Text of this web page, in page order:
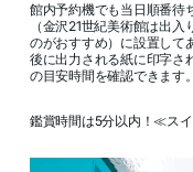
館内予約機でも当日順番待
（金沢21世紀美術館は出
のがおすすめ）に設置し
後に出力される紙に印字さ
の目安時間を確認できます。
鑑賞時間は5分以内！≪ス